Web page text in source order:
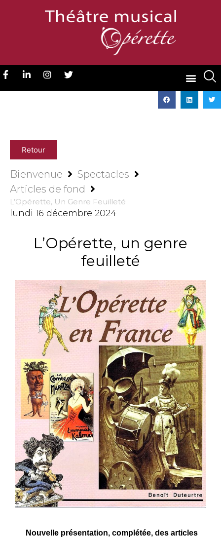
Retour
Bienvenue
Spectacles
Articles de fond
L’Opérette, Un Genre Feuilleté
lundi 16 décembre 2024
L’Opérette, un genre
feuilleté
Nouvelle présentation, complétée, des articles